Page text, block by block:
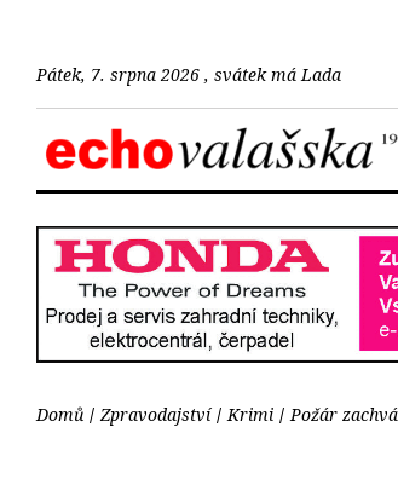
Pátek, 7. srpna 2026 , svátek má Lada
Domů Zpravodajství Krimi Požár